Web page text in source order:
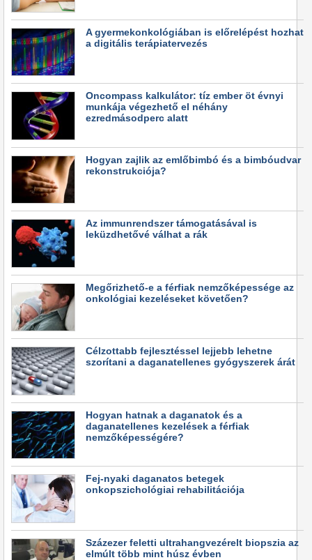
A gyermekonkológiában is előrelépést hozhat
a digitális terápiatervezés
Oncompass kalkulátor: tíz ember öt évnyi
munkája végezhető el néhány
ezredmásodperc alatt
Hogyan zajlik az emlőbimbó és a bimbóudvar
rekonstrukciója?
Az immunrendszer támogatásával is
leküzdhetővé válhat a rák
Megőrizhető-e a férfiak nemzőképessége az
onkológiai kezeléseket követően?
Célzottabb fejlesztéssel lejjebb lehetne
szorítani a daganatellenes gyógyszerek árát
Hogyan hatnak a daganatok és a
daganatellenes kezelések a férfiak
nemzőképességére?
Fej-nyaki daganatos betegek
onkopszichológiai rehabilitációja
Százezer feletti ultrahangvezérelt biopszia az
elmúlt több mint húsz évben